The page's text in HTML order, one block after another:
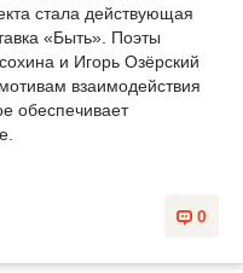
стала действующая
«Быть». Поэты
и Игорь Озёрский
взаимодействия
обеспечивает
0